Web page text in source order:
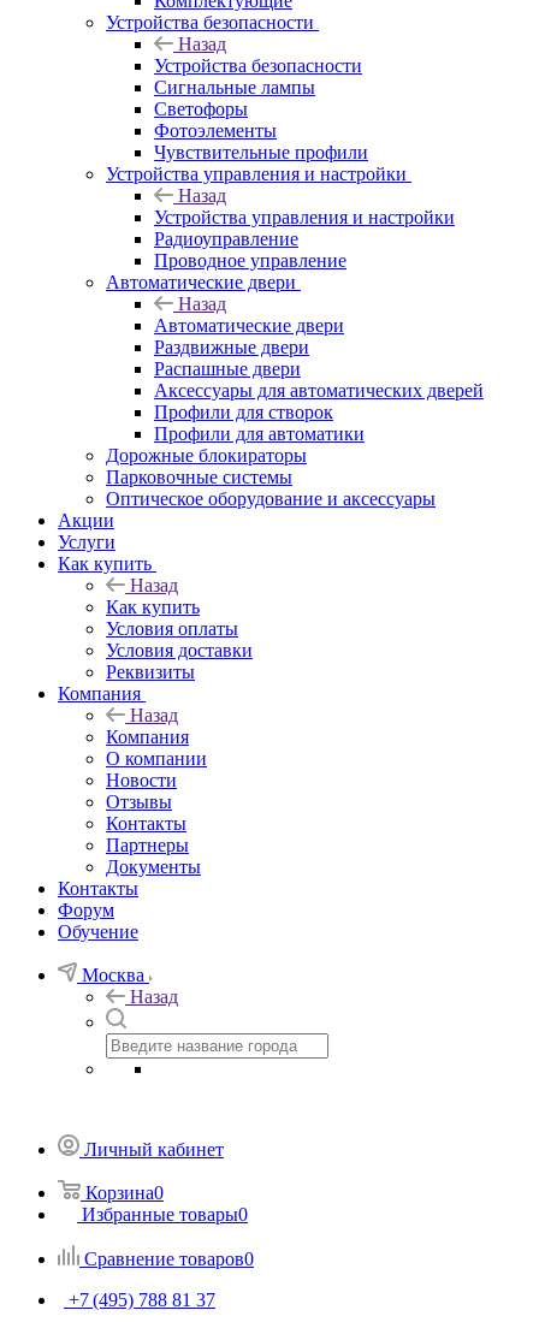
Устройства безопасности
Назад
Устройства безопасности
Сигнальные лампы
Светофоры
Фотоэлементы
Чувствительные профили
Устройства управления и настройки
Назад
Устройства управления и настройки
Радиоуправление
Проводное управление
Автоматические двери
Назад
Автоматические двери
Раздвижные двери
Распашные двери
Аксессуары для автоматических дверей
Профили для створок
Профили для автоматики
Дорожные блокираторы
Парковочные системы
Оптическое оборудование и аксессуары
Акции
Услуги
Как купить
Назад
Как купить
Условия оплаты
Условия доставки
Реквизиты
Компания
Назад
Компания
О компании
Новости
Отзывы
Контакты
Партнеры
Документы
Контакты
Форум
Обучение
Москва
Назад
Личный кабинет
Корзина0
Избранные товары0
Сравнение товаров0
+7 (495) 788 81 37